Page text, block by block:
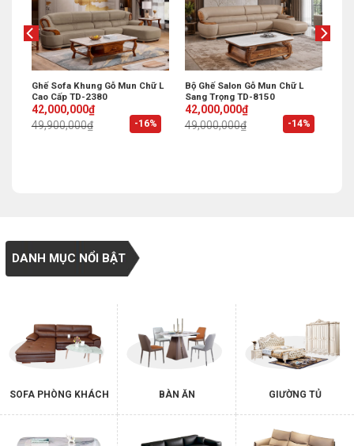
-16%
Ghế Sofa Khung Gỗ Mun Chữ L
Cao Cấp TD-2380
49,900,000₫
Original
price
was:
42,000,000₫
Current
price
is:
-14%
Bộ Ghế Salon Gỗ Mun Chữ L
Sang Trọng TD-8150
49,000,000₫
Original
price
was:
42,000,000₫
Current
price
is:
DANH MỤC NỔI BẬT
SOFA PHÒNG KHÁCH BÀN ĂN GIƯỜNG TỦ